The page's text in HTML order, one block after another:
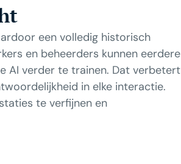
een volledig historisch
en beheerders kunnen eerdere
AI verder te trainen. Dat verbetert
in elke interactie.
te verfijnen en